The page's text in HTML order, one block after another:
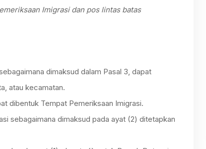
Imigrasi dan pos lintas batas
dimaksud dalam Pasal 3, dapat
atau kecamatan.
dibentuk Tempat Pemeriksaan Imigrasi.
sebagaimana dimaksud pada ayat (2) ditetapkan